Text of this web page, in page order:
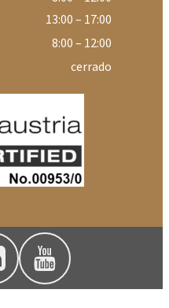
13:00 – 17:00
8:00 – 12:00
cerrado